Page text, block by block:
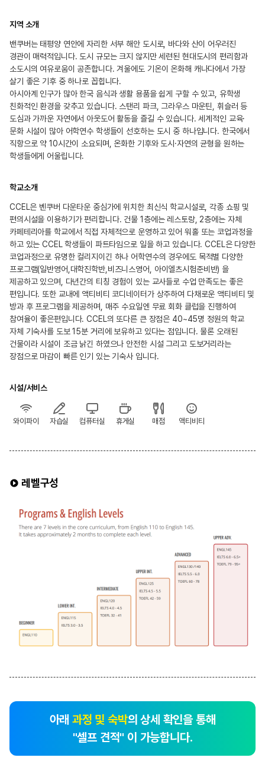
지역 소개
밴쿠버는 태평양 연안에 자리한 서부 해안 도시로, 바다와 산이 어우러진
경관이 매력적입니다. 도시 규모는 크지 않지만 세련된 현대도시의 편리함과
소도시의 여유로움이 공존합니다. 겨울에도 기온이 온화해 캐나다에서 가장
살기 좋은 기후 중 하나로 꼽힙니다.
아시아계 인구가 많아 한국 음식과 생활 용품을 쉽게 구할 수 있고, 유학생
친화적인 환경을 갖추고 있습니다. 스탠리 파크, 그라우스 마운틴, 휘슬러 등
도심과 가까운 자연에서 아웃도어 활동을 즐길 수 있습니다. 세계적인 교육·
문화 시설이 많아 어학연수 학생들이 선호하는 도시 중 하나입니다. 한국에서
직항으로 약 10시간이 소요되며, 온화한 기후와 도시·자연의 균형을 원하는
학생들에게 어울립니다.
학교소개
CCEL은 벤쿠버 다운타운 중심가에 위치한 최신식 학교시설로, 각종 쇼핑 및
편의시설을 이용하기가 편리합니다. 건물 1층에는 레스토랑, 2층에는 자체
카페테리아를 학교에서 직접 자체적으로 운영하고 있어 워홀 또는 코업과정을
하고 있는 CCEL 학생들이 파트타임으로 일을 하고 있습니다. CCEL은 다양한
코업과정으로 유명한 컬리지이긴 하나 어학연수의 경우에도 목적별 다양한
프로그램(일반영어,대학진학반,비즈니스영어, 아이엘츠시험준비반) 을
제공하고 있으며, 다년간의 티칭 경험이 있는 교사들로 수업 만족도는 좋은
편입니다. 또한 교내에 액티비티 코디네이터가 상주하여 다채로운 액티비티 및
방과 후 프로그램을 제공하며, 매주 수요일엔 무료 회화 클럽을 진행하여
참여율이 좋은편입니다. CCEL의 또다른 큰 장점은 40~45명 정원의 학교
자체 기숙사를 도보 15분 거리에 보유하고 있다는 점입니다. 물론 오래된
건물이라 시설이 조금 낡긴 하였으나 안전한 시설 그리고 도보거리라는
장점으로 마감이 빠른 인기 있는 기숙사 입니다.
시설/서비스
와이파이 자습실 컴퓨터실 휴게실 매점 액티비티
레벨구성
아래 과정 및 숙박의 상세 확인을 통해
"셀프 견적" 이 가능합니다.